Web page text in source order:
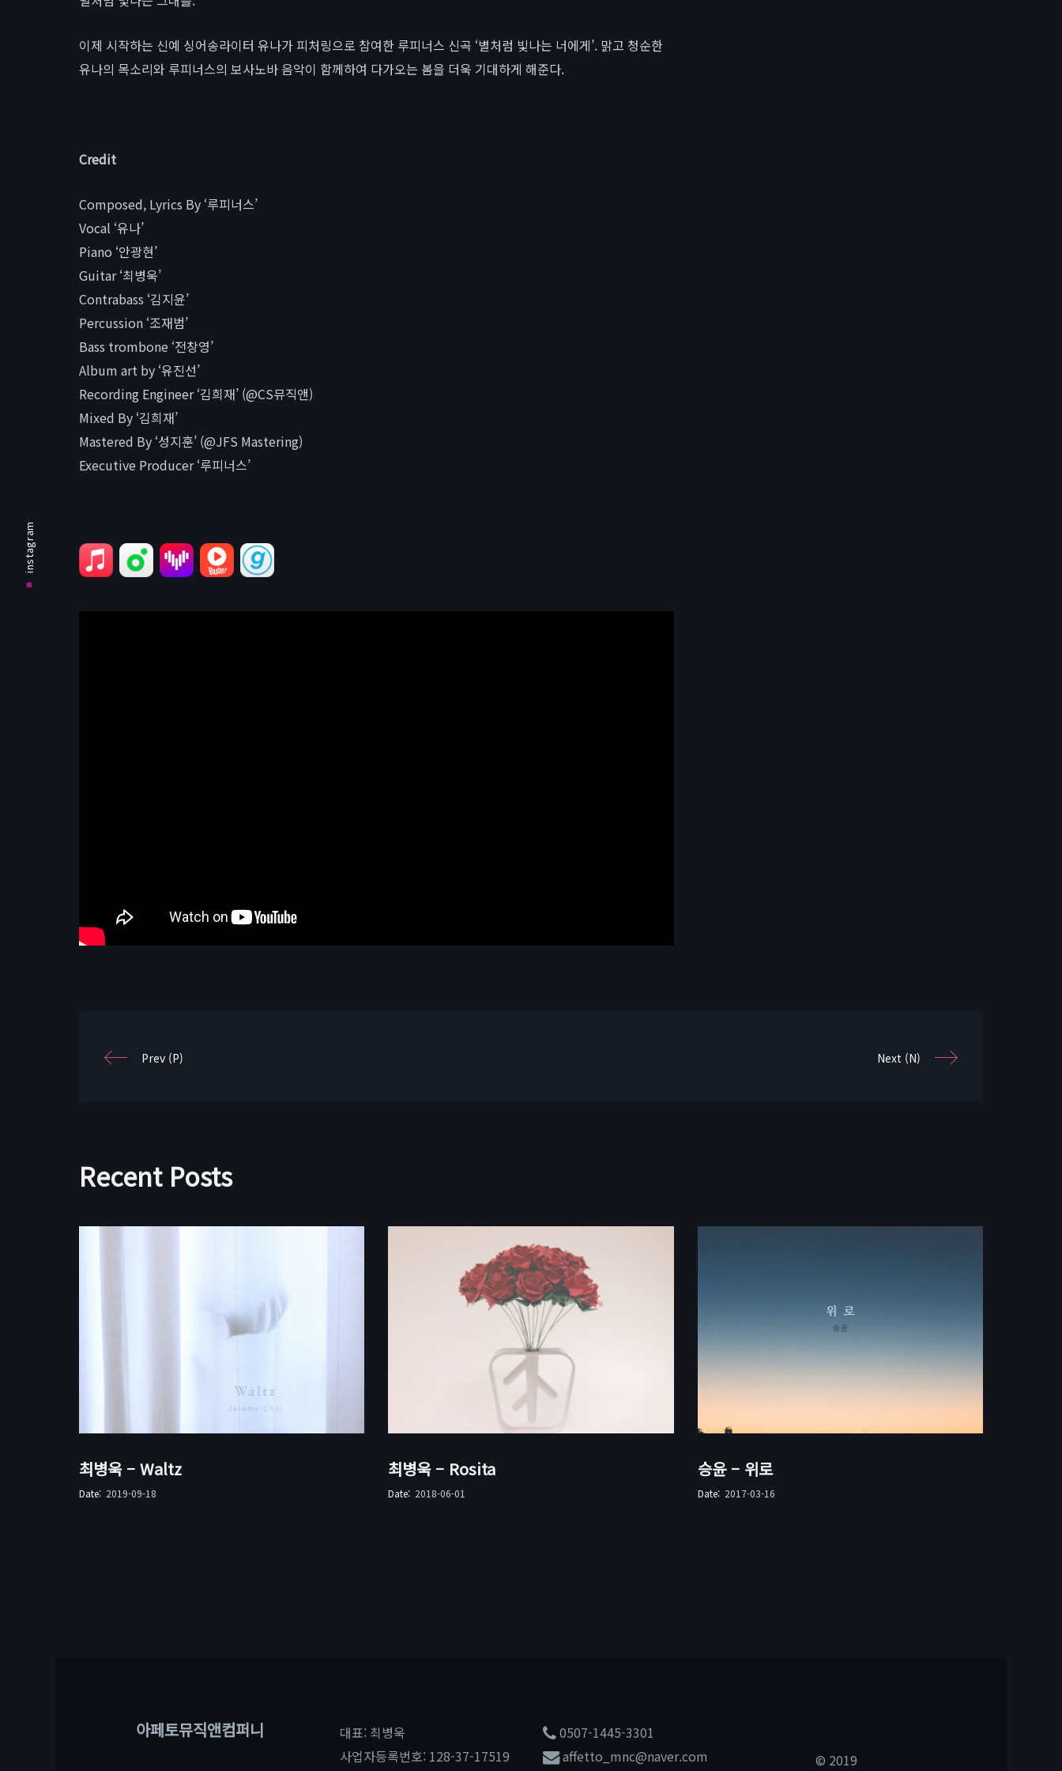
instagram
이제 시작하는 신예 싱어송라이터 유나가 피처링으로 참여한 루피너스 신곡 ‘별처럼 빛나는 너에게’. 맑고 청순한
유나의 목소리와 루피너스의 보사노바 음악이 함께하여 다가오는 봄을 더욱 기대하게 해준다.
Credit
Composed, Lyrics By ‘루피너스’
Vocal ‘유나’
Piano ‘안광현’
Guitar ‘최병욱’
Contrabass ‘김지윤’
Percussion ‘조재범’
Bass trombone ‘전창영’
Album art by ‘유진선’
Recording Engineer ‘김희재’ (@CS뮤직앤)
Mixed By ‘김희재’
Mastered By ‘성지훈’ (@JFS Mastering)
Executive Producer ‘루피너스’
Prev (P) Next (N)
Recent Posts
최병욱 – Waltz
Date: 2019-09-18
최병욱 – Rosita
Date: 2018-06-01
승윤 – 위로
Date: 2017-03-16
아페토뮤직앤컴퍼니
대표: 최병욱
사업자등록번호: 128-37-17519
0507-1445-3301
affetto_mnc@naver.com
© 2019